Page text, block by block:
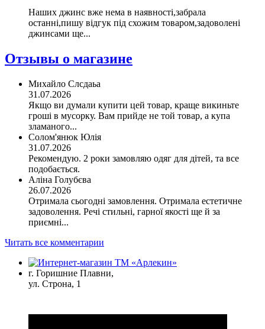
Наших джинс вже нема в наявності,забрала
останні,пишу відгук під схожим товаром,задоволені
джинсами ще...
Отзывы о магазине
Михайло Слсдаьа
31.07.2026
Якщо ви думали купити цей товар, краще викиньте
гроші в мусорку. Вам прийде не той товар, а купа
зламаного...
Солом'янюк Юлія
31.07.2026
Рекомендую. 2 роки замовляю одяг для дітей, та все
подобається.
Аліна Голубєва
26.07.2026
Отримала сьогодні замовлення. Отримала естетичне
задоволення. Речі стильні, гарної якості ще й за
приємні...
Читать все комментарии
г. Горишние Плавни,
ул. Строна, 1